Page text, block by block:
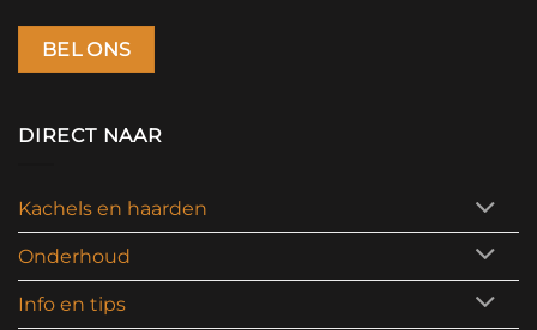
BEL ONS
DIRECT NAAR
Kachels en haarden
Onderhoud
Info en tips